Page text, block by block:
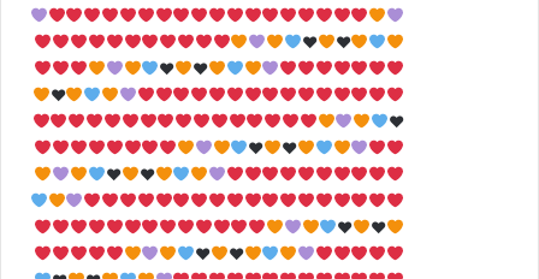
♥
♥
♥
♥
♥
♥
♥
♥
♥
♥
♥
♥
♥
♥